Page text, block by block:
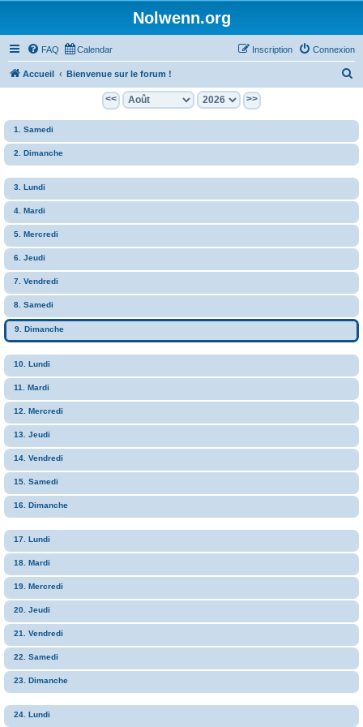
Nolwenn.org
FAQ Calendar Connexion
Inscription
Accueil Bienvenue sur le forum !
e
e
r
<< >>
1. Samedi
2. Dimanche
3. Lundi
4. Mardi
5. Mercredi
6. Jeudi
7. Vendredi
8. Samedi
9. Dimanche
10. Lundi
11. Mardi
12. Mercredi
13. Jeudi
14. Vendredi
15. Samedi
16. Dimanche
17. Lundi
18. Mardi
19. Mercredi
20. Jeudi
21. Vendredi
22. Samedi
23. Dimanche
24. Lundi